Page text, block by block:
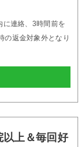
連絡、3時間前を
の返金対象外となり
以上＆毎回好